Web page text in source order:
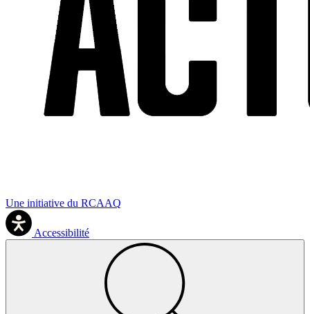
Une initiative du RCAAQ
Accessibilité